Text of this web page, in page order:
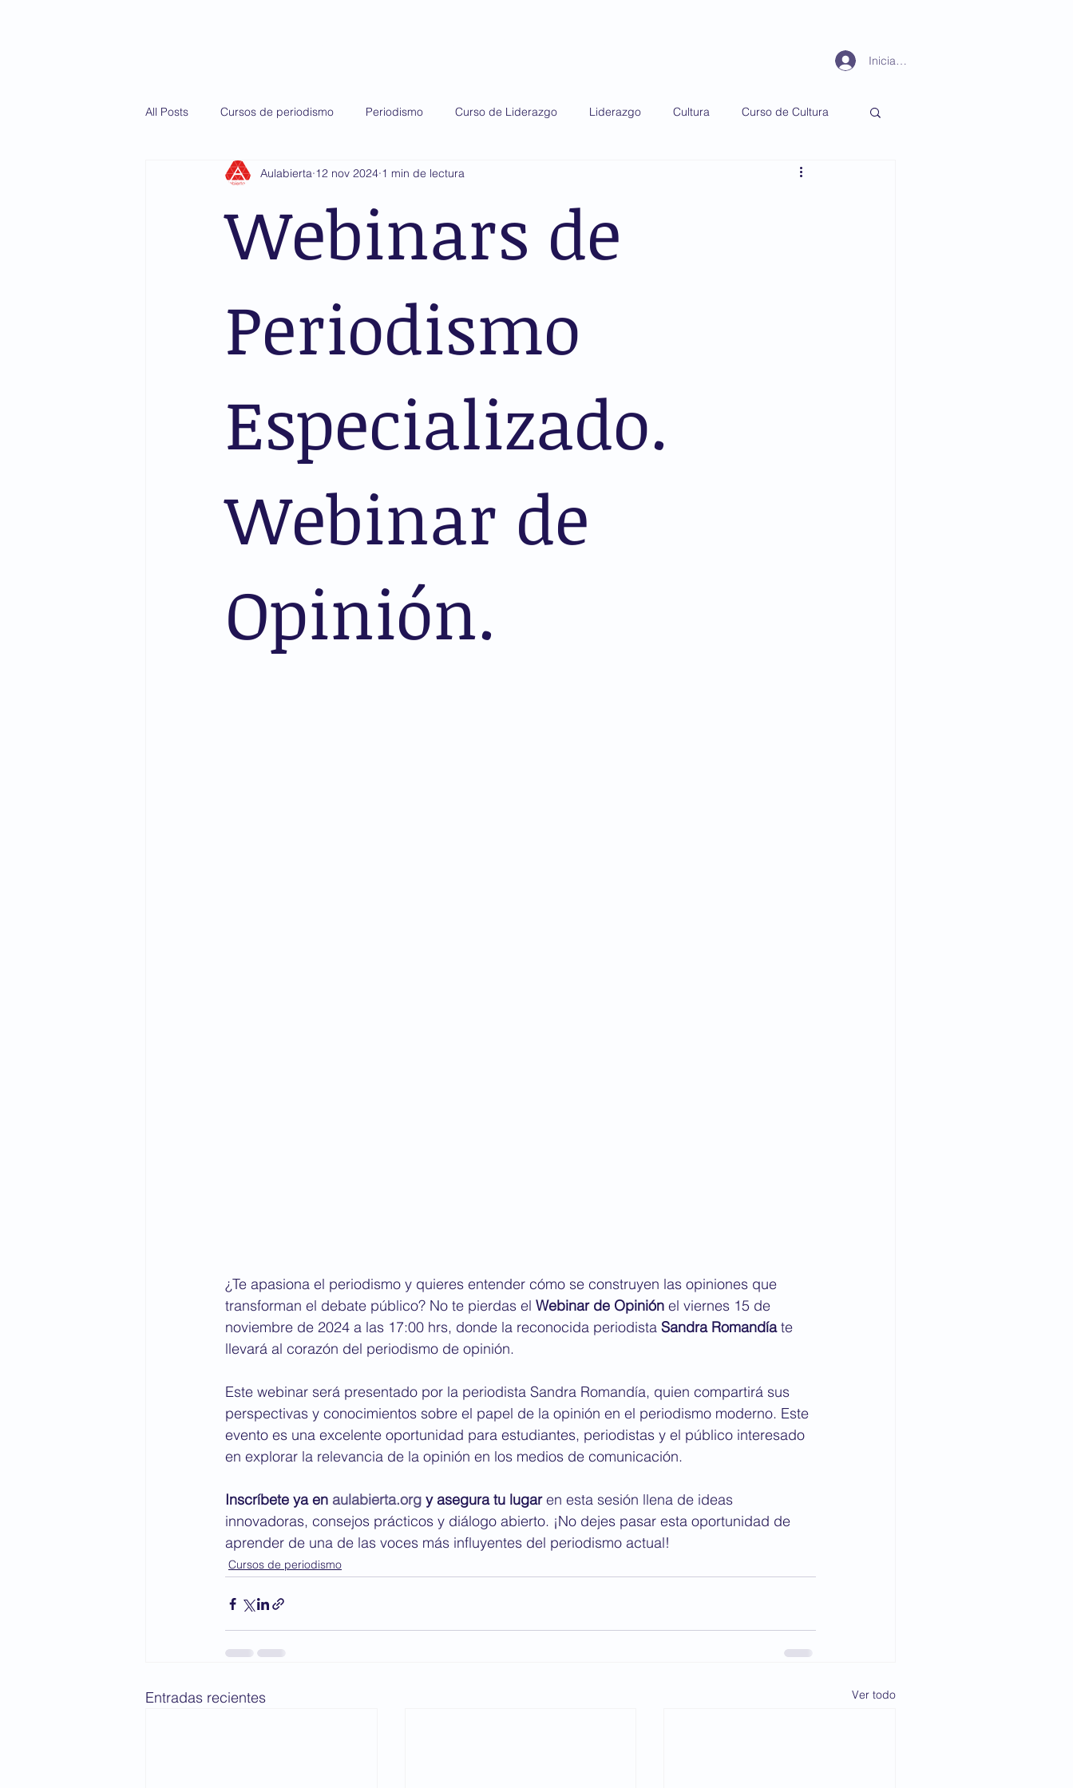
Iniciar sesión
All Posts Cursos de periodismo Periodismo Curso de Liderazgo Liderazgo Cultura Curso de Cultura
Martín Casillas de Alba AMIS
Webinars de
Periodismo
Especializado.
Webinar de
Opinión.
Aulabierta 12 nov 2024 1 min de lectura
¿Te apasiona el periodismo y quieres entender cómo se construyen las opiniones que
transforman el debate público? No te pierdas el Webinar de Opinión el viernes 15 de
noviembre de 2024 a las 17:00 hrs, donde la reconocida periodista Sandra Romandía te
llevará al corazón del periodismo de opinión.
Este webinar será presentado por la periodista Sandra Romandía, quien compartirá sus
perspectivas y conocimientos sobre el papel de la opinión en el periodismo moderno. Este
evento es una excelente oportunidad para estudiantes, periodistas y el público interesado
en explorar la relevancia de la opinión en los medios de comunicación.
Inscríbete ya en aulabierta.org y asegura tu lugar en esta sesión llena de ideas
innovadoras, consejos prácticos y diálogo abierto. ¡No dejes pasar esta oportunidad de
aprender de una de las voces más influyentes del periodismo actual!
Cursos de periodismo
Entradas recientes Ver todo